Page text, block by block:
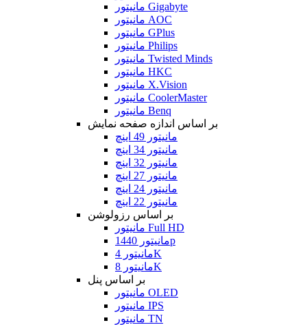
مانیتور Gigabyte
مانیتور AOC
مانیتور GPlus
مانیتور Philips
مانیتور Twisted Minds
مانیتور HKC
مانیتور X.Vision
مانیتور CoolerMaster
مانیتور Benq
بر اساس اندازه صفحه نمایش
مانیتور 49 اینچ
مانیتور 34 اینچ
مانیتور 32 اینچ
مانیتور 27 اینچ
مانیتور 24 اینچ
مانیتور 22 اینچ
بر اساس رزولوشن
مانیتور Full HD
مانیتور 1440p
مانیتور 4K
مانیتور 8K
بر اساس پنل
مانیتور OLED
مانیتور IPS
مانیتور TN